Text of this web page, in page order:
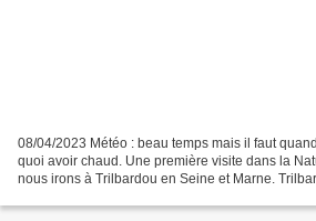
08/04/2023 Météo : beau temps mais il faut
quoi avoir chaud. Une première visite dans la
nous irons à Trilbardou en Seine et Marne.